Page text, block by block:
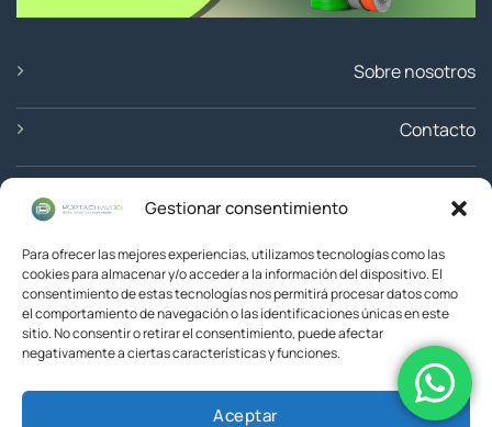
Gestionar consentimiento
Para ofrecer las mejores experiencias, utilizamos tecnologías como las
cookies para almacenar y/o acceder a la información del dispositivo. El
consentimiento de estas tecnologías nos permitirá procesar datos como
el comportamiento de navegación o las identificaciones únicas en este
sitio. No consentir o retirar el consentimiento, puede afectar
negativamente a ciertas características y funciones.
Aceptar
Sobre nosotros
Contacto
Devoluciones